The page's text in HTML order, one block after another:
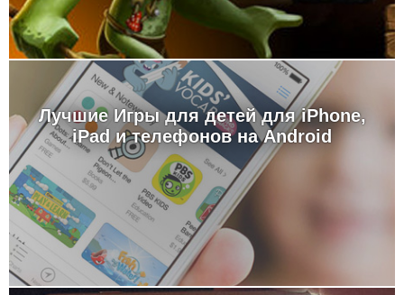
Лучшие Игры для детей для iPhone,
iPad и телефонов на Android